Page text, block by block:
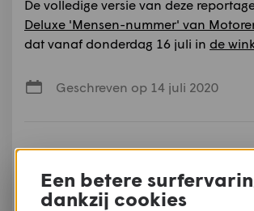
De volledige versie van deze
Deluxe 'Mensen-nummer' van
dat vanaf donderdag 16 juli in de
Geschreven op 14 juli 2020
Deel dit artikel op:
Facebook Twitter
Een betere
dankzij cookies